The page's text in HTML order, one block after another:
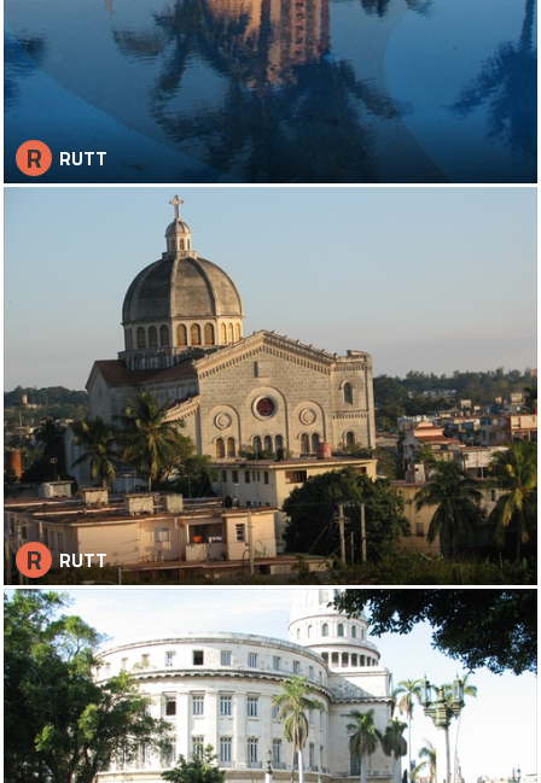
R RUTT
R RUTT